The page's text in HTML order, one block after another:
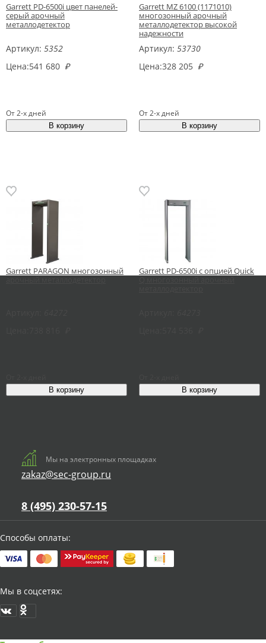
Garrett PD-6500i цвет панелей-
серый арочный
металлодетектор
Артикул: 5352
Цена:541 680 ₽
От 2-х дней
Garrett MZ 6100 (1171010)
многозонный арочный
металлодетектор высокой
надежности
Артикул: 53730
Цена:328 205 ₽
От 2-х дней
Garrett PARAGON многозонный
Garrett PD-6500i с опцией Quick
Мы на электронных площадках
zakaz@sec-group.ru
8 (495) 230-57-15
Способы оплаты:
Мы в соцсетях: